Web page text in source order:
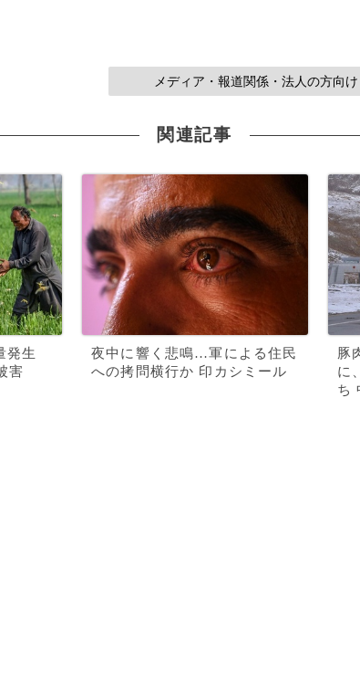
メディア・報道関係・法人の方向
関連記事
発生
害
夜中に響く悲鳴…軍による住民
への拷問横行か 印カシミール
豚
に
ち